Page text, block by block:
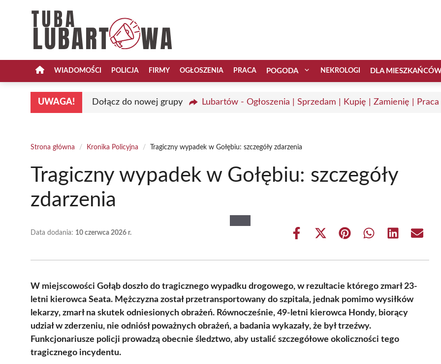
WIADOMOŚCI POLICJA FIRMY OGŁOSZENIA PRACA POGODA NEKROLOGI DLA
UWAGA! Dołącz do nowej grupy Lubartów - Ogłoszenia | Sprzedam | Kupię | Zamienię | Praca
Strona główna / Kronika Policyjna / Tragiczny wypadek w Gołębiu: szczegóły zdarzenia
Tragiczny wypadek w Gołębiu: szczegóły
zdarzenia
Data dodania: 10 czerwca 2026 r.
Share
Share
(Twitter)
Share Share Share Share
W miejscowości Gołąb doszło do tragicznego wypadku drogowego, w rezultacie którego zmarł 23-
letni kierowca Seata. Mężczyzna został przetransportowany do szpitala, jednak pomimo wysiłków
lekarzy, zmarł na skutek odniesionych obrażeń. Równocześnie, 49-letni kierowca Hondy, biorący
udział w zderzeniu, nie odniósł poważnych obrażeń, a badania wykazały, że był trzeźwy.
Funkcjonariusze policji prowadzą obecnie śledztwo, aby ustalić szczegółowe okoliczności tego
tragicznego incydentu.